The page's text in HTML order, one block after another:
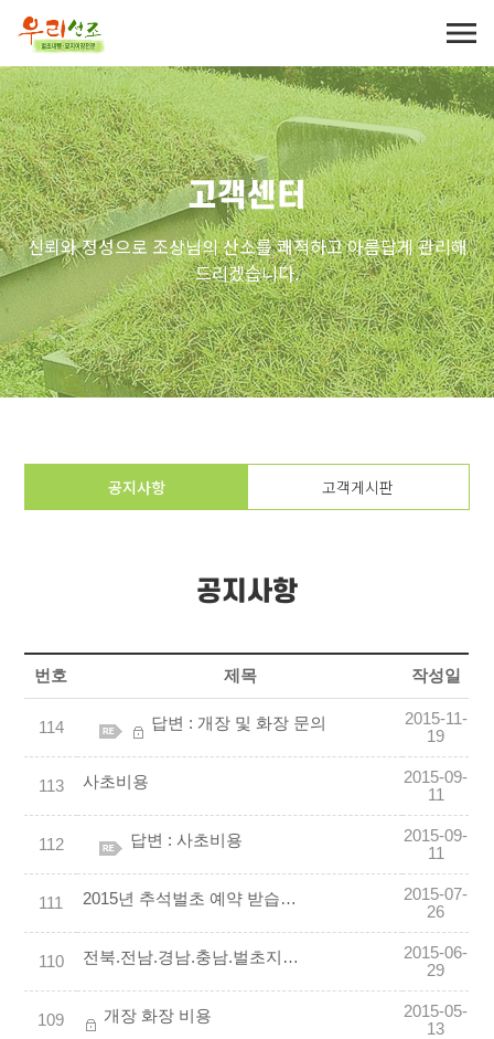
고객센터
신뢰와 정성으로 조상님의 산소를 쾌적하고 아름답게 관리해
드리겠습니다.
공지사항 고객게시판
공지사항
번호 제목 작성일
114 답변 : 개장 및 화장 문의
2015-11-
19
113 사초비용
2015-09-
11
112 답변 : 사초비용
2015-09-
11
111 2015년 추석벌초 예약 받습니다.
2015-07-
26
110 전북.전남.경남.충남.벌초지사및벌초요원모집
2015-06-
29
109 개장 화장 비용
2015-05-
13